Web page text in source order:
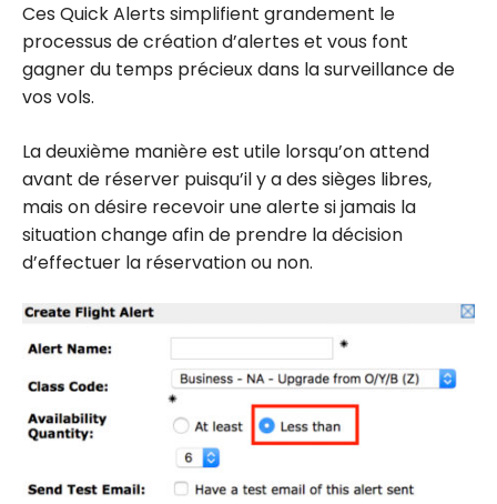
Ces Quick Alerts simplifient grandement le
processus de création d’alertes et vous font
gagner du temps précieux dans la surveillance de
vos vols.
La deuxième manière est utile lorsqu’on attend
avant de réserver puisqu’il y a des sièges libres,
mais on désire recevoir une alerte si jamais la
situation change afin de prendre la décision
d’effectuer la réservation ou non.